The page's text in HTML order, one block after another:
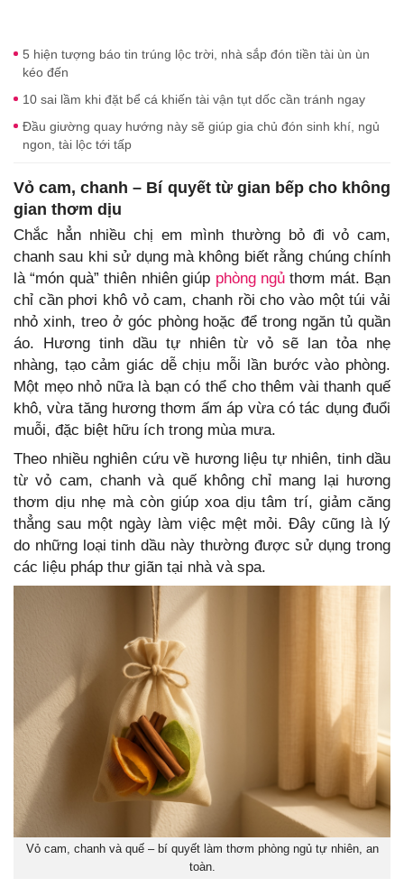
5 hiện tượng báo tin trúng lộc trời, nhà sắp đón tiền tài ùn ùn
kéo đến
10 sai lầm khi đặt bể cá khiến tài vận tụt dốc cần tránh ngay
Đầu giường quay hướng này sẽ giúp gia chủ đón sinh khí, ngủ
ngon, tài lộc tới tấp
Vỏ cam, chanh – Bí quyết từ gian bếp cho không
gian thơm dịu
Chắc hẳn nhiều chị em mình thường bỏ đi vỏ cam,
chanh sau khi sử dụng mà không biết rằng chúng chính
là “món quà” thiên nhiên giúp phòng ngủthơm mát. Bạn
chỉ cần phơi khô vỏ cam, chanh rồi cho vào một túi vải
nhỏ xinh, treo ở góc phòng hoặc để trong ngăn tủ quần
áo. Hương tinh dầu tự nhiên từ vỏ sẽ lan tỏa nhẹ
nhàng, tạo cảm giác dễ chịu mỗi lần bước vào phòng.
Một mẹo nhỏ nữa là bạn có thể cho thêm vài thanh quế
khô, vừa tăng hương thơm ấm áp vừa có tác dụng đuổi
muỗi, đặc biệt hữu ích trong mùa mưa.
Theo nhiều nghiên cứu về hương liệu tự nhiên, tinh dầu
từ vỏ cam, chanh và quế không chỉ mang lại hương
thơm dịu nhẹ mà còn giúp xoa dịu tâm trí, giảm căng
thẳng sau một ngày làm việc mệt mỏi. Đây cũng là lý
do những loại tinh dầu này thường được sử dụng trong
các liệu pháp thư giãn tại nhà và spa.
Vỏ cam, chanh và quế – bí quyết làm thơm phòng ngủ tự nhiên, an
toàn.